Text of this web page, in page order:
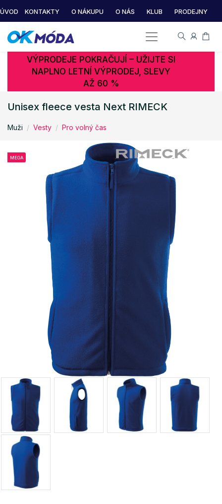
ÚVOD KONTAKTY O NÁKUPU O NÁS KLUB PRODEJNY
VÝPRODEJE POKRAČUJÍ – UŽIJTE SI
NAPLNO LETNÍ VÝPRODEJ, SLEVY
AŽ 60 %
Unisex fleece vesta Next RIMECK
Muži Vesty Pro volný čas
MEGA